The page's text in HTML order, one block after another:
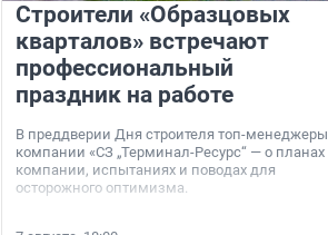
Строители «Образцовых
кварталов» встречают
профессиональный
праздник на работе
В преддверии Дня строителя топ-менеджеры
компании «СЗ „Терминал-Ресурс“ — о планах
компании, испытаниях и поводах для
осторожного оптимизма.